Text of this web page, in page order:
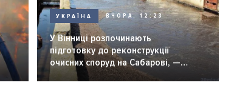
УКРАЇНА ВЧОРА, 12:23
У Вінниці розпочинають
підготовку до реконструкції
очисних споруд на Сабарові, —
мер Вінниці.